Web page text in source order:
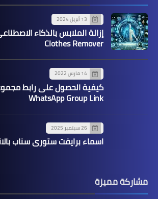
13 أبريل 2024
Clothes Remover
14 مارس 2022
كيفية الحصول على رابط
WhatsApp Group Link
26 سبتمبر 2025
اسماء برايفت ستوري سناب
مشاركة مميزة